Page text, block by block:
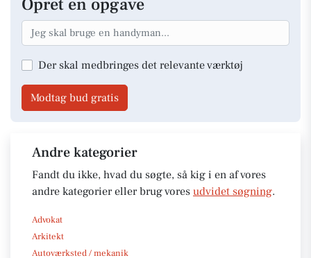
Opret en opgave
Der skal medbringes det relevante værktøj
Modtag bud gratis
Andre kategorier
Fandt du ikke, hvad du søgte, så kig i en af vores
andre kategorier eller brug vores udvidet søgning.
Advokat
Arkitekt
Autoværksted / mekanik